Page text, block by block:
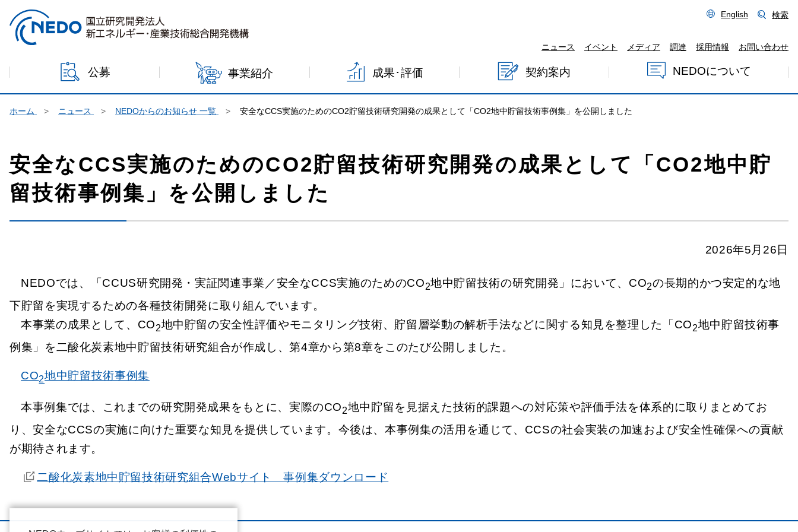
本文へジャンプ
English 検索
ニュース イベント メディア 調達 採用情報 お問い合わせ
公募 事業紹介 成果･評価 契約案内 NEDOについて
ホーム ニュース NEDOからのお知らせ 一覧 安全なCCS実施のためのCO2貯留技術研究開発の成果として「CO2地中貯留技術事例集」を公開しました
安全なCCS実施のためのCO2貯留技術研究開発の成果として「CO2地中貯
留技術事例集」を公開しました
2026年5月26日
NEDOでは、「CCUS研究開発・実証関連事業／安全なCCS実施のためのCO2地中貯留技術の研究開発」において、CO2の長期的かつ安定的な地
下貯留を実現するための各種技術開発に取り組んでいます。
本事業の成果として、CO2地中貯留の安全性評価やモニタリング技術、貯留層挙動の解析手法などに関する知見を整理した「CO2地中貯留技術事
例集」を二酸化炭素地中貯留技術研究組合が作成し、第4章から第8章をこのたび公開しました。
CO2地中貯留技術事例集
本事例集では、これまでの研究開発成果をもとに、実際のCO2地中貯留を見据えた技術的課題への対応策や評価手法を体系的に取りまとめてお
り、安全なCCSの実施に向けた重要な知見を提供しています。今後は、本事例集の活用を通じて、CCSの社会実装の加速および安全性確保への貢献
が期待されます。
二酸化炭素地中貯留技術研究組合Webサイト 事例集ダウンロード